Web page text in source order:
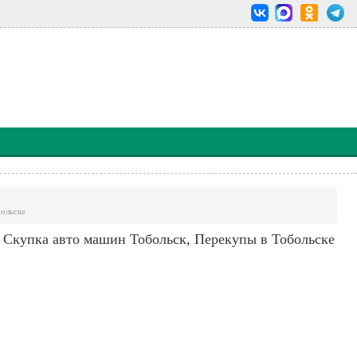
авто машин Тобольск, Перекупы в Тобольске